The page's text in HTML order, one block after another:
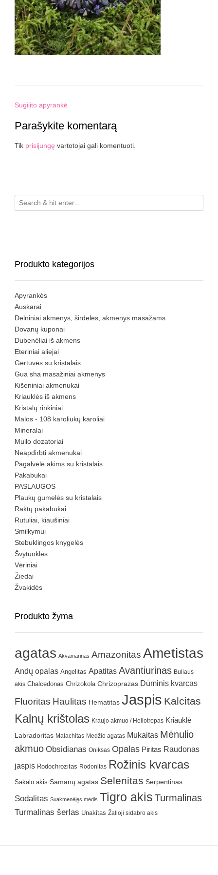
Post
Sugilito apyrankė
Parašykite komentarą
Tik prisijungę vartotojai gali komentuoti.
Produkto kategorijos
Apyrankės
Auskarai
Delniniai akmenys, širdelės, akmenys masažams
Dovanų kuponai
Dubenėliai iš akmens
Eteriniai aliejai
Gertuvės su kristalais
Gua sha masažiniai akmenys
Kišeniniai akmenukai
Kriauklės iš akmens
Kristalų rinkiniai
Malos - 108 karoliukų karoliai
Mineralai
Muilo dozatoriai
Neapdirbti akmenukai
Pagalvėlė akims su kristalais
Pakabukai
PASLAUGOS
Plaukų gumelės su kristalais
Raktų pakabukai
Rutuliai, kiaušiniai
Smilkymui
Stebuklingos knygelės
Švytuoklės
Vėriniai
Žiedai
Žvakidės
Produkto žyma
agatas Akvamarinas Amazonitas Ametistas
Andų opalas Angelitas Apatitas Avantiurinas Buliaus
akis Chalcedonas Chrizokola Chrizoprazas Dūminis kvarcas
Fluoritas Haulitas Hematitas Jaspis Kalcitas
Kalnų krištolas Kraujo akmuo / Heliotropas Kriauklė
Labradoritas Malachitas Medžio agatas Mukaitas Mėnulio
akmuo Obsidianas Oniksas Opalas Piritas Raudonas
jaspis Rodochrozitas Rodonitas Rožinis kvarcas
Sakalo akis Samanų agatas Selenitas Serpentinas
Sodalitas Suakmenėjęs medis Tigro akis Turmalinas
Turmalinas šerlas Unakitas Žalioji sidabro akis